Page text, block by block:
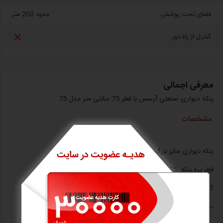
فضای تحت پوشش حدود 200 متر
کنترل از راه دور 
معرفی اجمالی
پنکه دیواری صنعتی آرسس با قطر 75 سانتی متر مدل 75
مشخصات
پنکه دیواری سایز بزرگ و پنکه صنعتی و نیمه صنعتی
قطر پره پنکه 75 سانتی متر (30 اینچ)
3 درجه تنظیم سرعت
سه پره